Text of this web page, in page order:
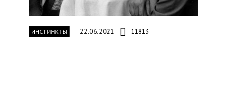
ИНСТИНКТЫ 22.06.2021 11813